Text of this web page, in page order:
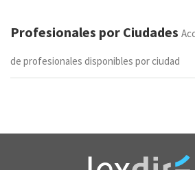
Profesionales por Ciudades
de profesionales disponibles por ciudad